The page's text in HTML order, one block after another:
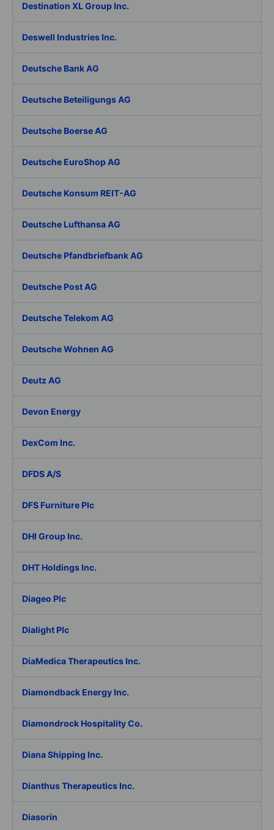
Destination XL Group Inc.
Deswell Industries Inc.
Deutsche Bank AG
Deutsche Beteiligungs AG
Deutsche Boerse AG
Deutsche EuroShop AG
Deutsche Konsum REIT-AG
Deutsche Lufthansa AG
Deutsche Pfandbriefbank AG
Deutsche Post AG
Deutsche Telekom AG
Deutsche Wohnen AG
Deutz AG
Devon Energy
DexCom Inc.
DFDS A/S
DFS Furniture Plc
DHI Group Inc.
DHT Holdings Inc.
Diageo Plc
Dialight Plc
DiaMedica Therapeutics Inc.
Diamondback Energy Inc.
Diamondrock Hospitality Co.
Diana Shipping Inc.
Dianthus Therapeutics Inc.
Diasorin